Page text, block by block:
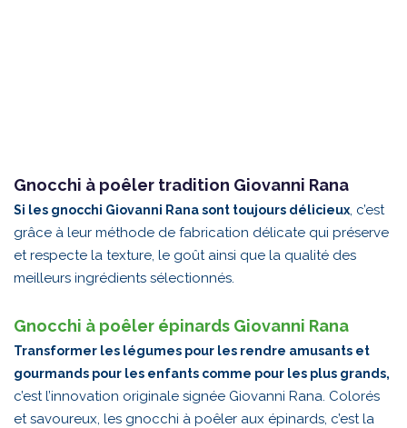
Gnocchi à poêler tradition Giovanni Rana
Si les gnocchi Giovanni Rana sont toujours délicieux, c’est
grâce à leur méthode de fabrication délicate qui préserve
et respecte la texture, le goût ainsi que la qualité des
meilleurs ingrédients sélectionnés.
Gnocchi à poêler épinards Giovanni Rana
Transformer les légumes pour les rendre amusants et
gourmands pour les enfants comme pour les plus grands,
c’est l’innovation originale signée Giovanni Rana. Colorés
et savoureux, les gnocchi à poêler aux épinards, c’est la